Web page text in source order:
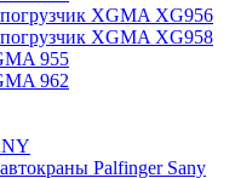
XGMA XG956
XGMA XG958
955
962
Palfinger Sany